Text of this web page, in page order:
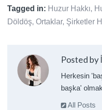
Tagged in: Huzur Hakkı,
Döldöş, Ortaklar, Şirketler
Posted by
Herkesin
başka'
All Posts